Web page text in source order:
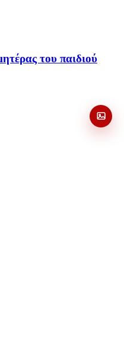
του παιδιού